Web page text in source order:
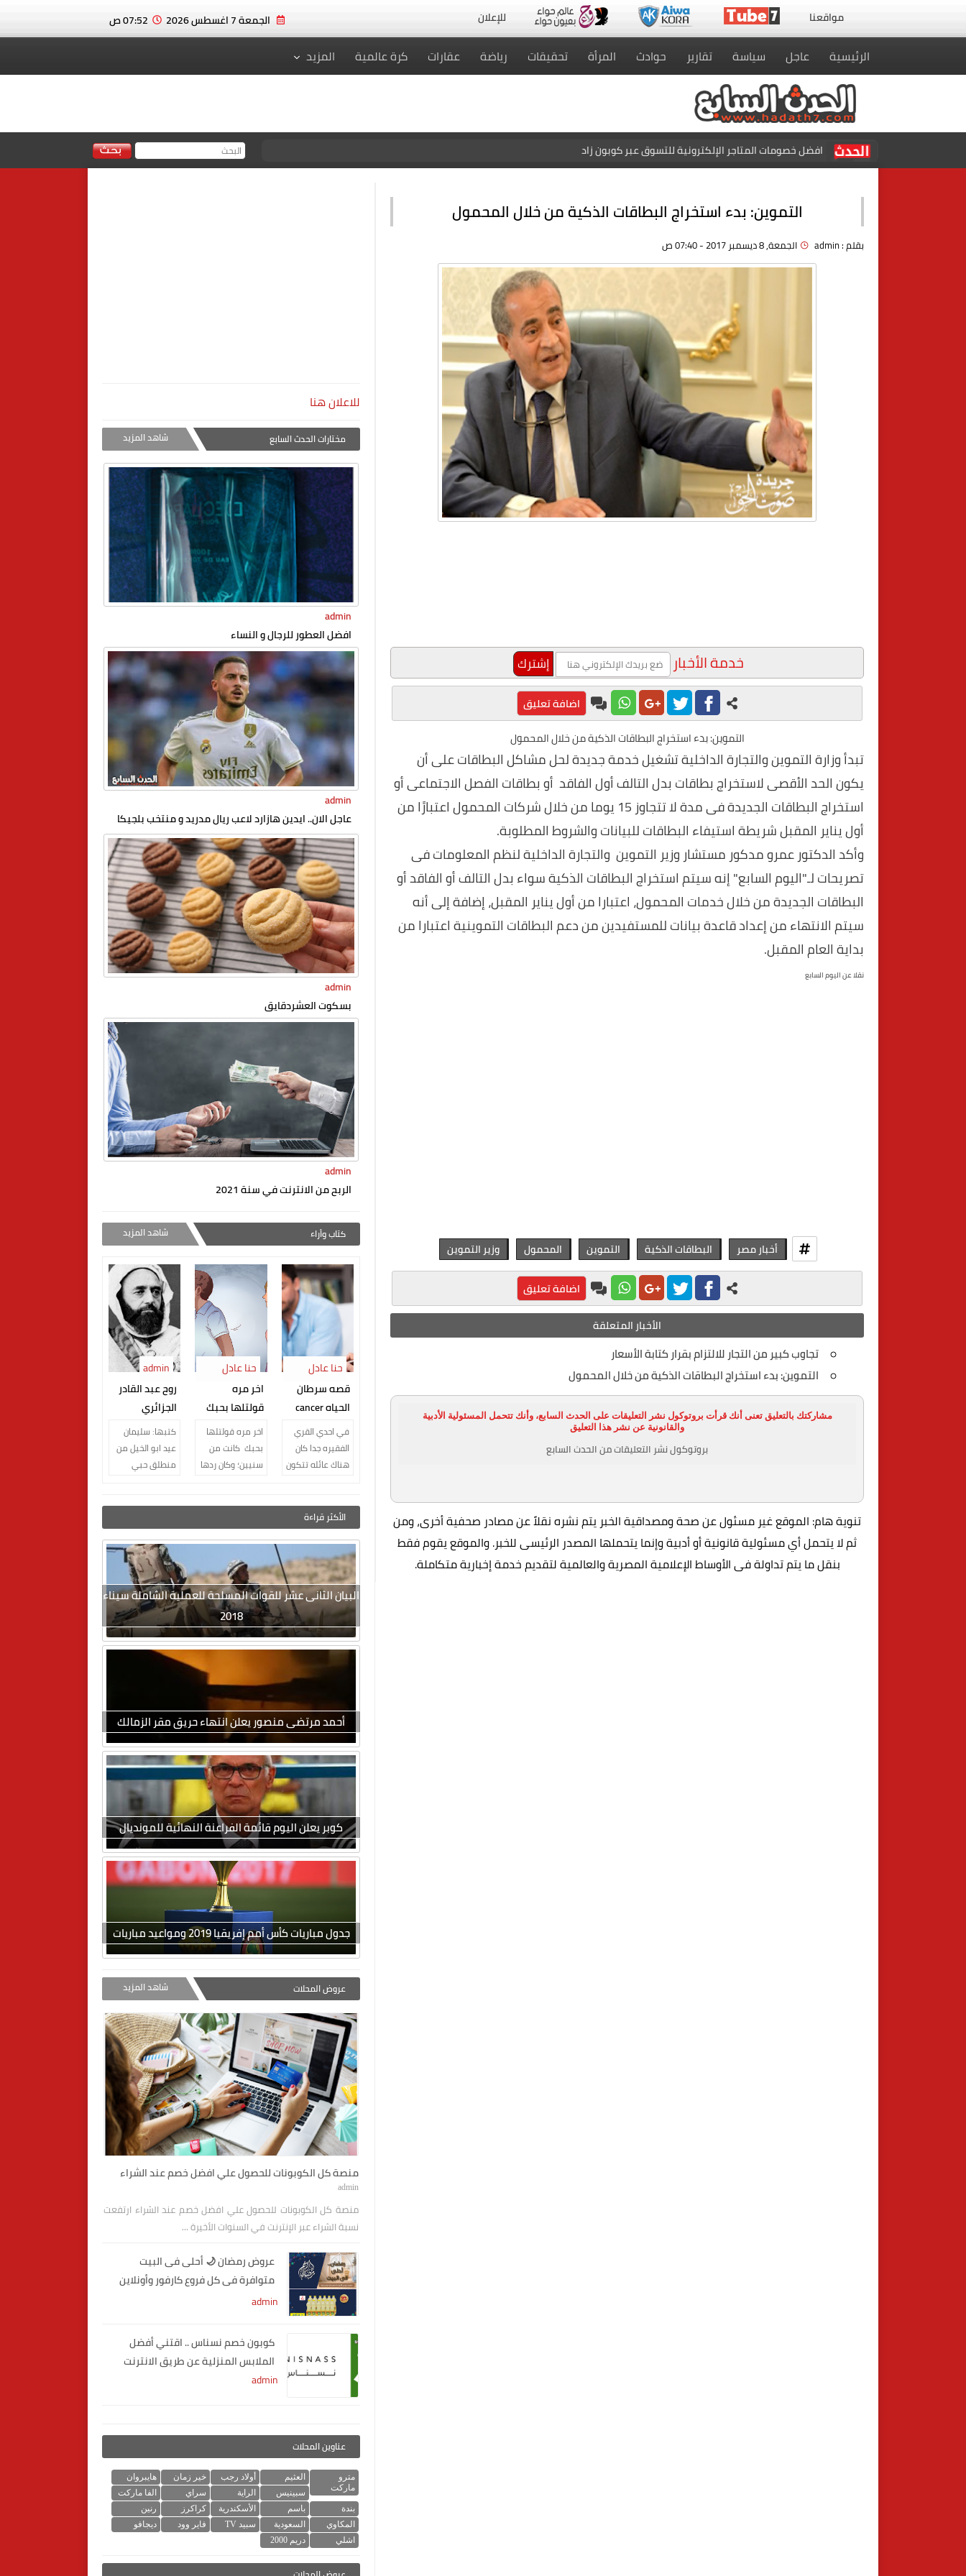
مواقعنا للإعلان الجمعة 7 اغسطس 2026
الرئيسية عاجل سياسة تقارير حوادث المرأة تحقيقات رياضة عقارات كرة عالمية المزيد
افضل خصومات المتاجر الإلكترونية للتسوق عبر كوبون زاد
التموين: بدء استخراج البطاقات الذكية من خلال المحمول
بقلم :admin الجمعة, 8 ديسمبر 2017 - 07:40 ص
خدمة الأخبار
اضافة تعليق
التموين: بدء استخراج البطاقات الذكية من خلال المحمول
تبدأ وزارة التموين والتجارة الداخلية تشغيل خدمة جديدة لحل مشاكل البطاقات على أن
يكون الحد الأقصى لاستخراج بطاقات بدل التالف أول الفاقد أو بطاقات الفصل الاجتماعى أو
استخراج البطاقات الجديدة فى مدة لا تتجاوز 15 يوما من خلال شركات المحمول اعتبارًا من
أول يناير المقبل شريطة استيفاء البطاقات للبيانات والشروط المطلوبة.
وأكد الدكتور عمرو مدكور مستشار وزير التموين والتجارة الداخلية لنظم المعلومات فى
تصريحات لـ"اليوم السابع" إنه سيتم استخراج البطاقات الذكية سواء بدل التالف أو الفاقد أو
البطاقات الجديدة من خلال خدمات المحمول، اعتبارا من أول يناير المقبل، إضافة إلى أنه
سيتم الانتهاء من إعداد قاعدة بيانات للمستفيدين من دعم البطاقات التموينية اعتبارا من
بداية العام المقبل.
نقلا عن اليوم السابع
أخبار مصر البطاقات الذكية التموين المحمول وزير التموين
اضافة تعليق
الأخبار المتعلقة
تجاوب كبير من التجار للالتزام بقرار كتابة الأسعار
التموين: بدء استخراج البطاقات الذكية من خلال المحمول
مشاركتك بالتعليق تعنى أنك قرأت بروتوكول نشر التعليقات على الحدث السابع، وأنك تتحمل المسئولية الأدبية
والقانونية عن نشر هذا التعليق
بروتوكول نشر التعليقات من الحدث السابع
تنوية هام: الموقع غير مسئول عن صحة ومصداقية الخبر يتم نشره نقلاً عن مصادر صحفية أخرى، ومن
ثم لا يتحمل أي مسئولية قانونية أو أدبية وإنما يتحملها المصدر الرئيسى للخبر. والموقع يقوم فقط
بنقل ما يتم تداولة فى الأوساط الإعلامية المصرية والعالمية لتقديم خدمة إخبارية متكاملة.
للاعلان هنا
مختارات الحدث السابع شاهد المزيد
admin
افضل العطور للرجال و النساء
admin
عاجل الان.. ايدين هازارد لاعب ريال مدريد و منتخب بلجيكا
يعلن إسلامه رسميا
admin
بسكوت العشردقايق
admin
الربح من الانترنت في سنة 2021
كتاب وأراء شاهد المزيد
قصه سرطان
الحياه cancer
of life
حنا عادل
النجار
في احدي القري
الفقيره جدا كان
هناك عائله تتكون
عماد الذي لا يتخ...
اخر مره
قولتلها بحبك
حنا عادل
النجار
اخر مره قولتلها
بحبك كانت من
سنيين؛ وكان ردها
ابتسملك اب...
روح عبد القادر
الجزائري
admin
كتبها: سليمان
عيد ابو الخيل من
منطلق حبي
زيارت...
الأكثر قراءة
البيان الثانى عشر للقوات المسلحة للعملية الشاملة سيناء
2018
أحمد مرتضى منصور يعلن انتهاء حريق مقر الزمالك
كوبر يعلن اليوم قائمة الفراعنة النهائية للمونديال
جدول مباريات كأس أمم إفريقيا 2019 ومواعيد مباريات
عروض المحلات شاهد المزيد
منصة كل الكوبونات للحصول علي افضل خصم عند الشراء
admin
منصة كل الكوبونات للحصول علي افضل خصم عند الشراء ارتفعت
نسبة الشراء عبر الإنترنت في السنوات الأخيرة ...
عروض رمضان 🌙 أحلى فى البيت
متوافرة فى كل فروع كارفور وأونلاين
2020
admin
كوبون خصم نسناس .. اقتني أفضل
الملابس المنزلية عن طريق الانترنت
admin
عناوين المحلات
مترو
ماركت
العثيم أولاد رجب خير زمان
هايبروان
سبينيس
الراية سراي
الفا ماركت
بندة
باسم الأسكندرية كراكرز
رنين
المكاوي
السعودية سبيد TV فاير وود
ديجافو
اشلي
دريم 2000